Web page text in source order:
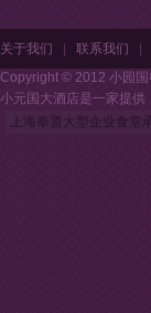
关于我们 联系我们
Copyright © 2012 小园
小元国大酒店是一家提供
上海奉贤大型企业食堂